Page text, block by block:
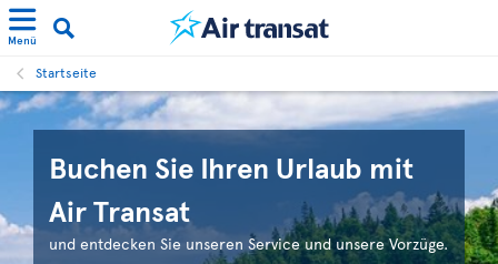
Menü
Startseite
Buchen Sie Ihren Urlaub mit
Air Transat
und entdecken Sie unseren Service und unsere Vorzüge.